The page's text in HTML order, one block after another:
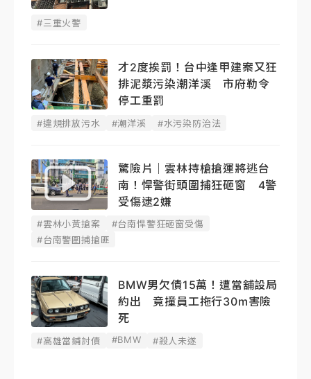
#三重火警
才2度挨罰！台中逢甲建案又狂
排泥漿污染潮洋溪 市府勒令
停工重罰
#違規排放污水 #潮洋溪 #水污染防治法
驚險片｜雲林持槍搶運將逃台
南！悍警街頭圍捕狂砸窗 4警
受傷逮2嫌
#雲林小黃搶案
#台南悍警狂砸窗受傷
#台南警圍捕搶匪
BMW男欠債15萬！遭當舖設局
約出 竟撞員工拖行30m害險
死
#高雄當鋪討債 #BMW #殺人未遂